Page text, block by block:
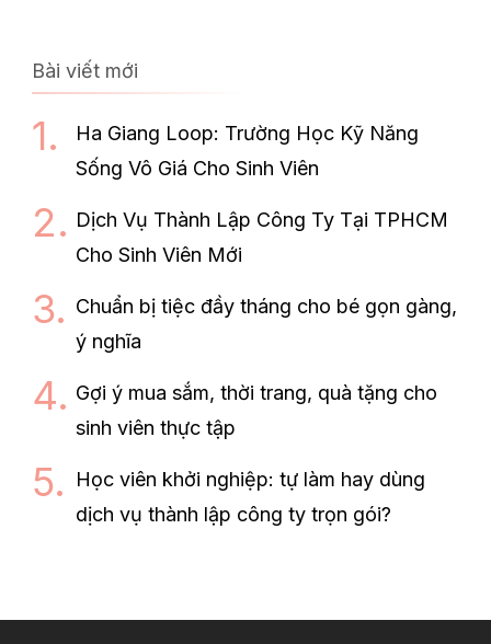
Bài viết mới
Ha Giang Loop: Trường Học Kỹ Năng
Sống Vô Giá Cho Sinh Viên
Dịch Vụ Thành Lập Công Ty Tại TPHCM
Cho Sinh Viên Mới
Chuẩn bị tiệc đầy tháng cho bé gọn gàng,
ý nghĩa
Gợi ý mua sắm, thời trang, quà tặng cho
sinh viên thực tập
Học viên khởi nghiệp: tự làm hay dùng
dịch vụ thành lập công ty trọn gói?